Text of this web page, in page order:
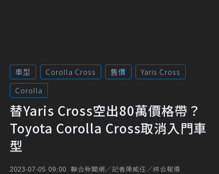
車型 Corolla Cross 售價
Yaris Cross
Corolla
替Yaris Cross空出80萬價格帶？
Toyota Corolla Cross取消入門車
型
2023-07-05 09:00 聯合新聞網／記者陳威任／綜合報導